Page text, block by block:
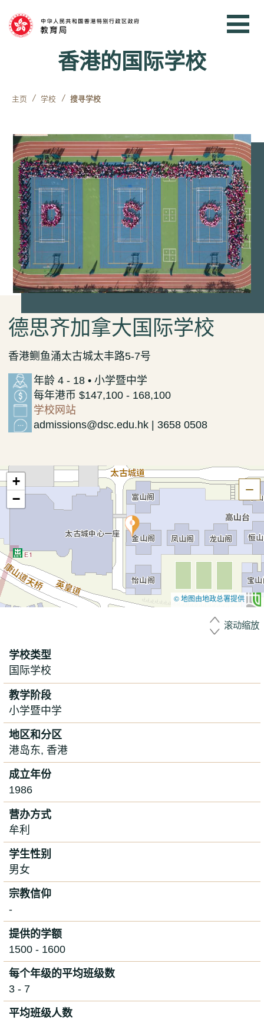
跳到内容
香港的国际学校
主页 学校 搜寻学校
德思齐加拿大国际学校
香港鲗鱼涌太古城太丰路5-7号
年龄 4 - 18 • 小学暨中学
每年港币 $147,100 - 168,100
学校网站
admissions@dsc.edu.hk | 3658 0508
+
−
© 地图由地政总署提供
滚动缩放
学校类型
国际学校
教学阶段
小学暨中学
地区和分区
港岛东, 香港
成立年份
1986
营办方式
牟利
学生性别
男女
宗教信仰
-
提供的学额
1500 - 1600
每个年级的平均班级数
3 - 7
平均班级人数